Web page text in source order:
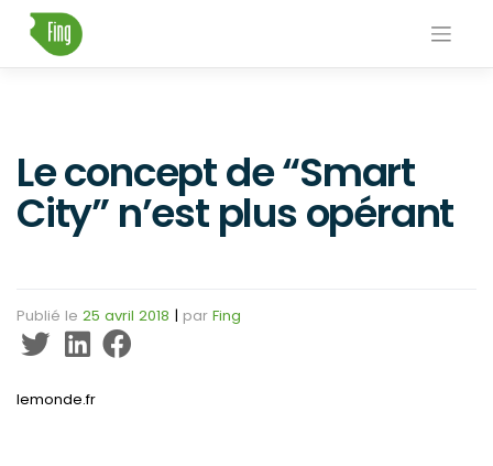
content
Le concept de “Smart
City” n’est plus opérant
Publié le 25 avril 2018 | par Fing
lemonde.fr